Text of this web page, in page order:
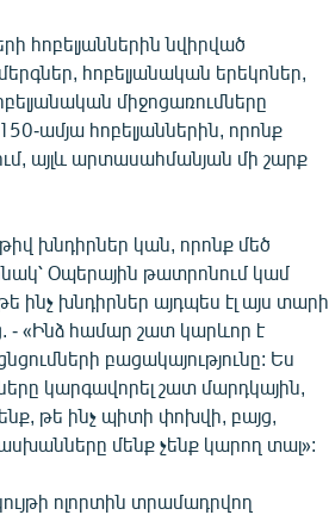
հոբելյաններին նվիրված
հոբելյանական երեկոներ,
միջոցառումները
ամյա հոբելյաններին, որոնք
այլև արտասահմանյան մի շարք
խնդիրներ կան, որոնք մեծ
Օպերային թատրոնում կամ
խնդիրներ այդպես էլ այս տարի
- «Ինձ համար շատ կարևոր է
բացակայությունը: Ես
կարգավորել շատ մարդկային,
թե ինչ պիտի փոխվի, բայց,
մենք չենք կարող տալ»:
ոլորտին տրամադրվող